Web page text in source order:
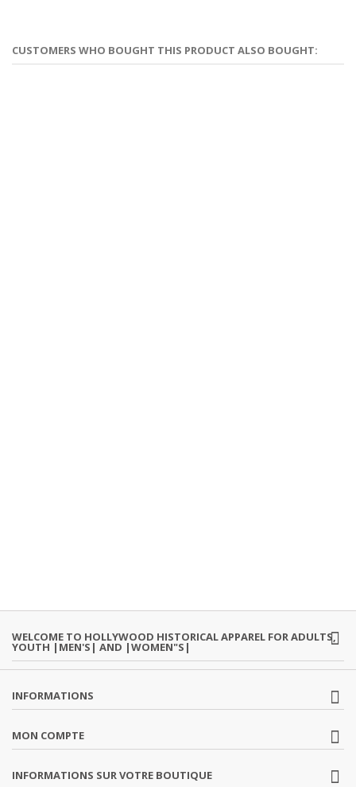
CUSTOMERS WHO BOUGHT THIS PRODUCT ALSO BOUGHT:
WELCOME TO HOLLYWOOD HISTORICAL APPAREL FOR ADULTS,
YOUTH |MEN'S| AND |WOMEN"S|
INFORMATIONS
MON COMPTE
INFORMATIONS SUR VOTRE BOUTIQUE